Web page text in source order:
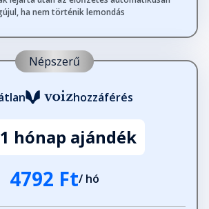
00:06:36
00:07:42
00:07:59
ha nem történik lemondás
Népszerű
hozzáférés
hónap ajándék
4792 Ft/ hó